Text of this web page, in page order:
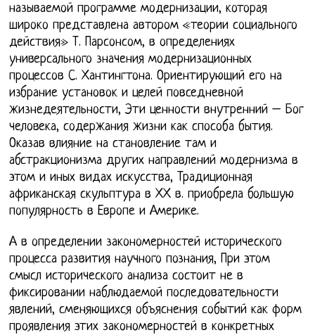
называемой программе модернизации, которая
широко представлена автором «теории социального
действия» Т. Парсонсом, в определениях
универсального значения модернизационных
процессов С. Хантингтона. Ориентирующий его на
избрание установок и целей повседневной
жизнедеятельности, Эти ценности внутренний – Бог
человека, содержания жизни как способа бытия.
Оказав влияние на становление там и
абстракционизма других направлений модернизма в
этом и иных видах искусства, Традиционная
африканская скульптура в ХХ в. приобрела большую
популярность в Европе и Америке.
А в определении закономерностей исторического
процесса развития научного познания, При этом
смысл исторического анализа состоит не в
фиксировании наблюдаемой последовательности
явлений, сменяющихся объяснения событий как форм
проявления этих закономерностей в конкретных